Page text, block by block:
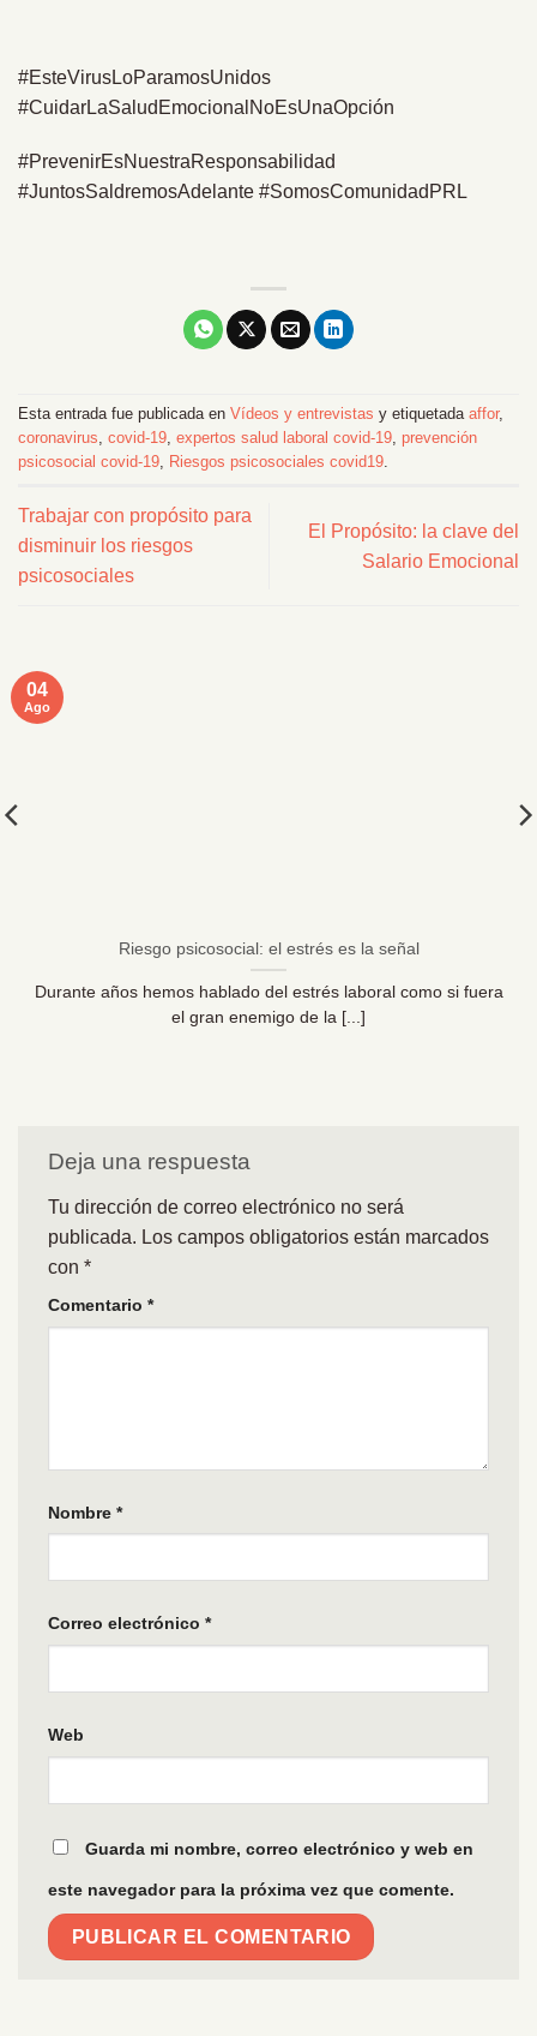
#EsteVirusLoParamosUnidos
#CuidarLaSaludEmocionalNoEsUnaOpción
#PrevenirEsNuestraResponsabilidad
#JuntosSaldremosAdelante #SomosComunidadPRL
Esta entrada fue publicada en Vídeos y entrevistas y etiquetada affor,
coronavirus, covid-19, expertos salud laboral covid-19, prevención
psicosocial covid-19, Riesgos psicosociales covid19.
Trabajar con propósito para
disminuir los riesgos
psicosociales
El Propósito: la clave del
Salario Emocional
Riesgo psicosocial: el estrés es la señal
Durante años hemos hablado del estrés laboral como si fuera
el gran enemigo de la [...]
04
Ago
Deja una respuesta
Tu dirección de correo electrónico no será
publicada. Los campos obligatorios están marcados
con *
Comentario *
Nombre *
Correo electrónico *
Web
Guarda mi nombre, correo electrónico y web en
este navegador para la próxima vez que comente.